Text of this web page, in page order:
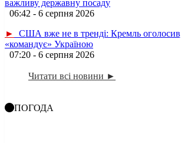
важливу державну посаду
06:42 - 6 серпня 2026
►
США вже не в тренді: Кремль оголосив,
«командує» Україною
07:20 - 6 серпня 2026
Читати всі новини ►
ПОГОДА